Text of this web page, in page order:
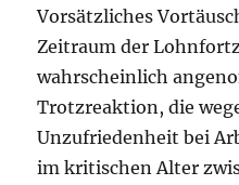
Vorsätzliches
Zeitraum der
wahrscheinlich
Trotzreaktion, die
Unzufriedenheit bei
im kritischen Alter